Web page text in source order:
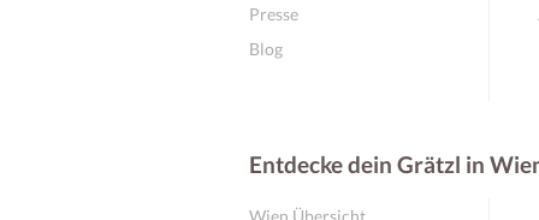
Presse
Blog
Entdecke dein Grätzl in
Wien Übersicht